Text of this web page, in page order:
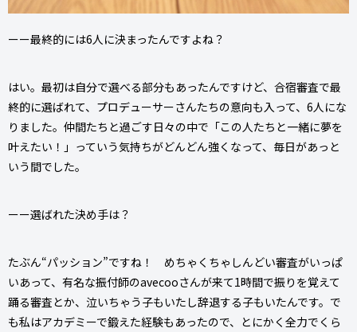
ーー最終的には6人に決まったんですよね？
はい。最初は自分で選べる部分もあったんですけど、合宿審査で最
終的に選ばれて、プロデューサーさんたちの意向も入って、6人にな
りました。仲間たちと過ごす日々の中で「この人たちと一緒に夢を
叶えたい！」っていう気持ちがどんどん強くなって、毎日があっと
いう間でした。
ーー選ばれた決め手は？
たぶん“パッション”ですね！ めちゃくちゃしんどい審査がいっぱ
いあって、有名な振付師のavecooさんが来て1時間で振りを覚えて
踊る審査とか、泣いちゃう子もいたし辞退する子もいたんです。で
も私はアカデミーで鍛えた経験もあったので、とにかく全力でくら